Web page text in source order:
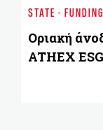
STATE - FUNDING
Oριακή
ATHEX ESG